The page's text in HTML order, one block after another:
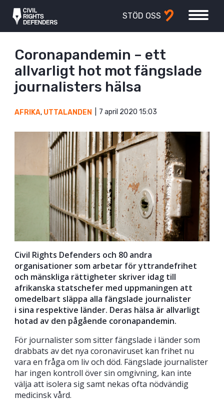
STÖD OSS
Coronapandemin – ett
allvarligt hot mot fängslade
journalisters hälsa
AFRIKA, UTTALANDEN 7 april 2020 15:03
Civil Rights Defenders och 80 andra
organisationer som arbetar för yttrandefrihet
och mänskliga rättigheter skriver idag till
afrikanska statschefer med uppmaningen att
omedelbart släppa alla fängslade journalister
i sina respektive länder. Deras hälsa är allvarligt
hotad av den pågående coronapandemin.
För journalister som sitter fängslade i länder som
drabbats av det nya coronaviruset kan frihet nu
vara en fråga om liv och död. Fängslade journalister
har ingen kontroll över sin omgivning, kan inte
välja att isolera sig samt nekas ofta nödvändig
medicinsk vård.